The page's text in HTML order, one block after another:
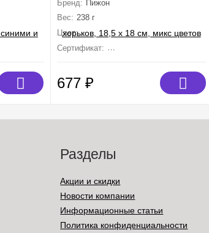
Бренд: Пижон
Вес: 238 г
Цвет:
Сертификат: Не подлежит сертификации
677 ₽
Разделы
Акции и скидки
Новости компании
Информационные статьи
Политика конфиденциальности